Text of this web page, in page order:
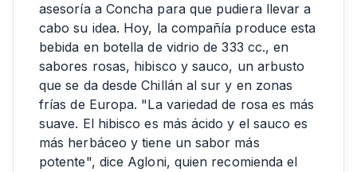
asesoría a Concha para que pudiera llevar a
cabo su idea. Hoy, la compañía produce esta
bebida en botella de vidrio de 333 cc., en
sabores rosas, hibisco y sauco, un arbusto
que se da desde Chillán al sur y en zonas
frías de Europa. "La variedad de rosa es más
suave. El hibisco es más ácido y el sauco es
más herbáceo y tiene un sabor más
potente", dice Agloni, quien recomienda el